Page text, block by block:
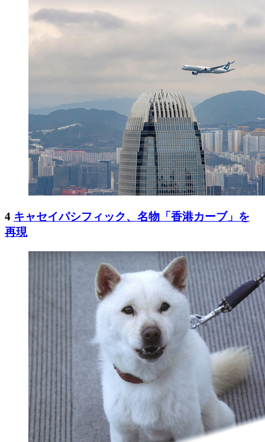
4 キャセイパシフィック、名物「香港カーブ」を
再現